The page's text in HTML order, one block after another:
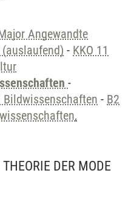
Angewandte
- KKO 11
-
- B2
DER MODE